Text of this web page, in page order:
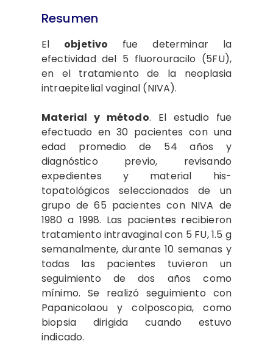
Resumen
El objetivo fue determinar la
efectividad del 5 fluorouracilo (​5FU),
en el tratamiento de la neoplasia
intraepitelial vaginal (NIVA).
Material y método. El es­tudio fue
efectuado en 30 pacien­tes con una
edad promedio de 54 años y
diagnóstico previo, revi­sando
expedientes y material his­
topatológicos seleccionados de un
grupo de 65 pacientes con NI­VA de
1980 a 1998. Las pacientes recibieron
tratamiento intravaginal con 5 FU, 1.5 g
semanalmente, durante 1​0 semanas y
todas las pacientes tuvieron un
seguimien­to de dos años como
mínimo. Se realizó seguimiento con
Papani­colaou y colposcopia, como
biopsia dirigida cuando estuvo
indicado.